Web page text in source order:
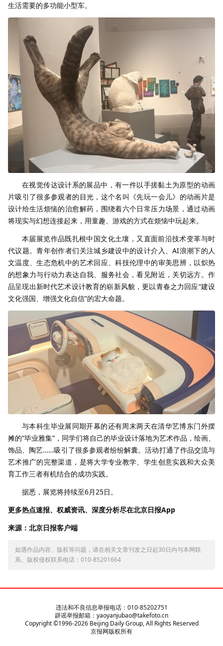
生活需要的多功能小型车。
在视觉传达设计系的展品中，有一件以手搓黏土为原型的动画
片吸引了很多参观者的目光，这个名叫《先玩一会儿》的动画片是
设计给生活烦恼的治愈解药，围绕着六个日常压力场景，通过动画
将现实与幻想连接起来，用童趣、游戏的方式在烦恼中玩起来。
本届展览作品既扎根中国文化土壤，又直面前沿技术变革与时
代议题。青年创作者们关注城乡建设中的设计介入、AI浪潮下的人
文温度、生态危机中的艺术回应、科技伦理中的审美思辨，以炽热
的想象力与行动力表达自我、服务社会，看见附近，关切远方。作
品呈现出新时代艺术设计教育的崭新风貌，更以青春之力回应“建设
文化强国、增强文化自信”的宏大命题。
与本科生毕业展同期开幕的还有周末两天在清华艺博东门外摆
摊的“毕业雅集”，同学们将自己的毕业设计落地为艺术作品，绘画、
饰品、陶艺……吸引了很多参观者纷纷解囊。活动打通了作品交流与
艺术推广的完整渠道，是将大学专业教学、学生创意实践和大众美
育工作三者有机结合的成功实践。
据悉，展览将持续至6月25日。
更多热点速报、权威资讯、深度分析尽在北京日报App
来源：北京日报客户端
如遇作品内容、版权等问题，请在相关文章刊发之日起30日内与本网联
系。版权侵权联系电话：010-85201664
违法和不良信息举报电话：010-85202751
辟谣举报邮箱：yaoyanjubao@takefoto.cn
Copyright ©1996-2026Beijing Daily Group, All Rights Reserved
京报网版权所有